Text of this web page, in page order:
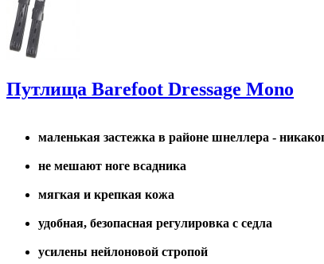
Путлища Barefoot Dressage Mono
маленькая застежка в районе шнеллера -
не мешают ноге всадника
мягкая и крепкая кожа
удобная, безопасная регулировка с седла
усилены нейлоновой стропой